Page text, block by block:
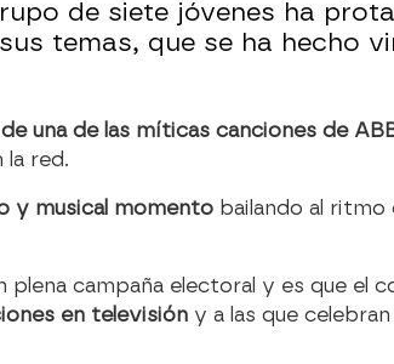
de siete jóvenes ha
temas, que se ha hecho
una de las míticas canciones de
la red.
y musical momento bailando al ritmo
campaña electoral y es que el
en televisión y a las que